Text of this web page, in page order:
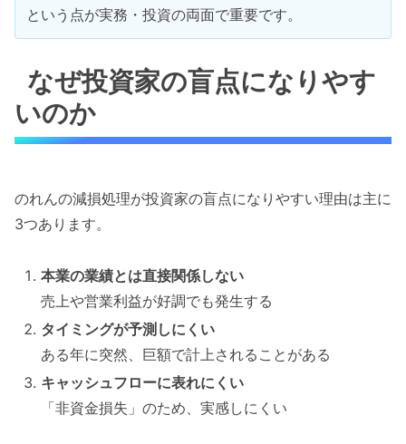
という点が実務・投資の両面で重要です。
なぜ投資家の盲点になりやす
いのか
のれんの減損処理が投資家の盲点になりやすい理由は主に
3つあります。
本業の業績とは直接関係しない
売上や営業利益が好調でも発生する
タイミングが予測しにくい
ある年に突然、巨額で計上されることがある
キャッシュフローに表れにくい
「非資金損失」のため、実感しにくい